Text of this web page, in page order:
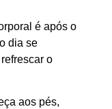
é após o
dia se
o
aos pés,